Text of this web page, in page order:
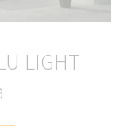
LIGHT